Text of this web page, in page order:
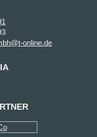
online.de